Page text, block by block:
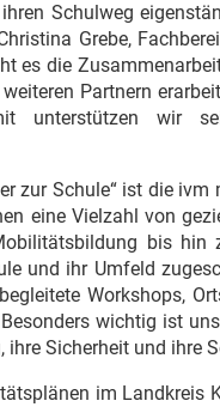
Schulweg
Grebe,
es die
Partnern
unterstützen wir
zur Schule“ ist die
eine Vielzahl von
bis
und ihr Umfeld
Workshops,
wichtig ist
Sicherheit und ihre
im Landkreis